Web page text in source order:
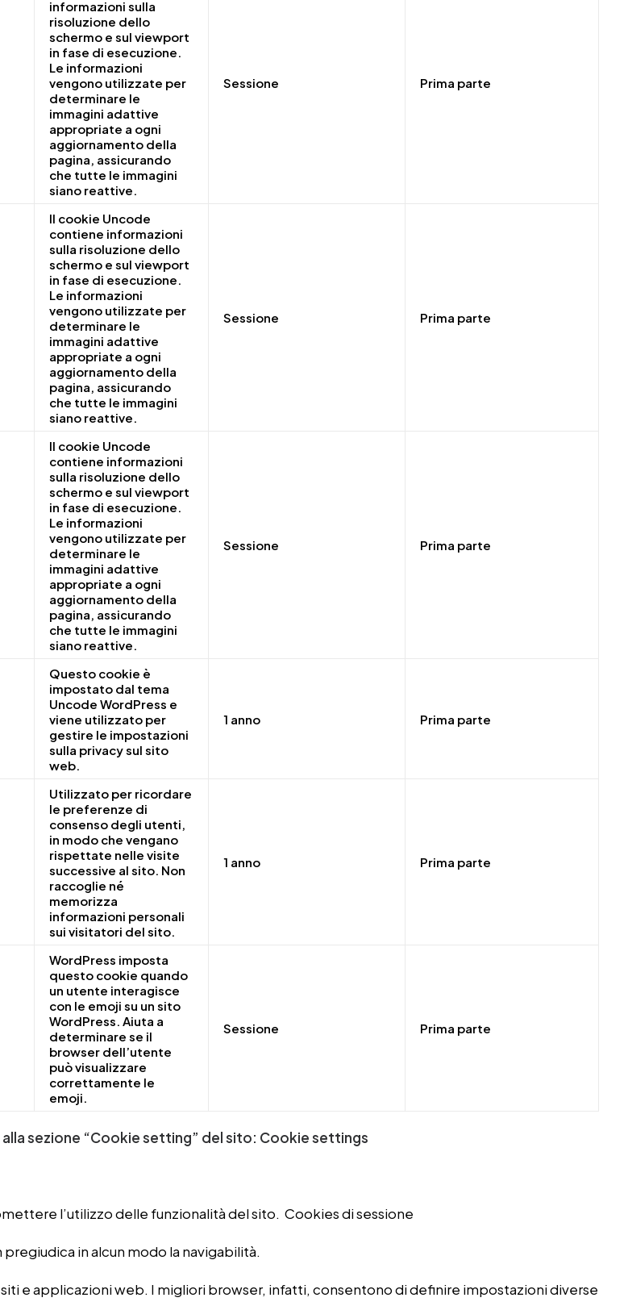
informazioni sulla
risoluzione dello
schermo e sul viewport
in fase di esecuzione.
Le informazioni
vengono utilizzate per
determinare le
immagini adattive
appropriate a ogni
aggiornamento della
pagina, assicurando
che tutte le immagini
siano reattive.
Sessione Prima parte
Il cookie Uncode
contiene informazioni
sulla risoluzione dello
schermo e sul viewport
in fase di esecuzione.
Le informazioni
vengono utilizzate per
determinare le
immagini adattive
appropriate a ogni
aggiornamento della
pagina, assicurando
che tutte le immagini
siano reattive.
Sessione Prima parte
Il cookie Uncode
contiene informazioni
sulla risoluzione dello
schermo e sul viewport
in fase di esecuzione.
Le informazioni
vengono utilizzate per
determinare le
immagini adattive
appropriate a ogni
aggiornamento della
pagina, assicurando
che tutte le immagini
siano reattive.
Sessione Prima parte
Questo cookie è
impostato dal tema
Uncode WordPress e
viene utilizzato per
gestire le impostazioni
sulla privacy sul sito
web.
1 anno Prima parte
Utilizzato per ricordare
le preferenze di
consenso degli utenti,
in modo che vengano
rispettate nelle visite
successive al sito. Non
raccoglie né
memorizza
informazioni personali
sui visitatori del sito.
1 anno Prima parte
WordPress imposta
questo cookie quando
un utente interagisce
con le emoji su un sito
WordPress. Aiuta a
determinare se il
browser dell’utente
può visualizzare
correttamente le
emoji.
Sessione Prima parte
sezione “Cookie setting” del sito: Cookie settings
l’utilizzo delle funzionalità del sito. Cookies di sessione
in alcun modo la navigabilità.
e applicazioni web. I migliori browser, infatti, consentono di definire impostazioni diverse